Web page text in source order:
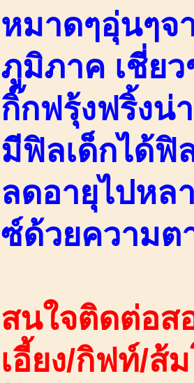
หมาดๆอุ่นๆจ
ภูมิภาค เชี่ย
กิ๊กฟรุ้งฟริ้งน่
มีฟิลเด็กได้
ลดอายุไปหล
ซ์ด้วยความต
สนใจติดต่อส
เอี้ยง/กิฟท์/ส้